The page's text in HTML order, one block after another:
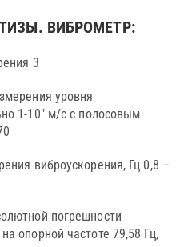
ВИБРОМЕТР:
3
уровня
1-10″ м/с с полосовым
виброускорения, Гц 0,8 –
погрешности
опорной частоте 79,58 Гц,